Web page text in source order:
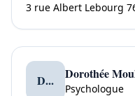
3 rue Albert Lebourg
D... Dorothée
Psychologue